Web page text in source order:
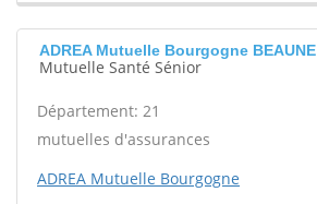
ADREA Mutuelle Bourgogne BEAUNE
Mutuelle Santé Sénior
Département: 21
mutuelles d'assurances
ADREA Mutuelle Bourgogne